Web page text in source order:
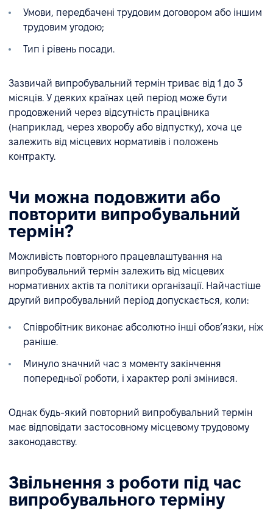
Умови, передбачені трудовим договором або іншим
трудовим угодою;
Тип і рівень посади.
Зазвичай випробувальний термін триває від 1 до 3
місяців. У деяких країнах цей період може бути
продовжений через відсутність працівника
(наприклад, через хворобу або відпустку), хоча це
залежить від місцевих нормативів і положень
контракту.
Чи можна подовжити або
повторити випробувальний
термін?
Можливість повторного працевлаштування на
випробувальний термін залежить від місцевих
нормативних актів та політики організації. Найчастіше
другий випробувальний період допускається, коли:
Співробітник виконає абсолютно інші обов’язки, ніж
раніше.
Минуло значний час з моменту закінчення
попередньої роботи, і характер ролі змінився.
Однак будь-який повторний випробувальний термін
має відповідати застосовному місцевому трудовому
законодавству.
Звільнення з роботи під час
випробувального терміну